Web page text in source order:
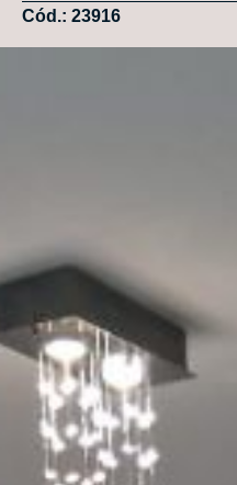
Cód.: 23916